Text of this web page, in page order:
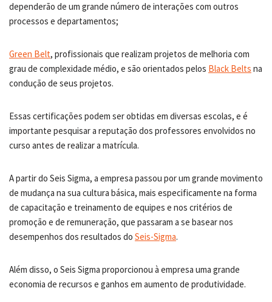
dependerão de um grande número de interações com outros
processos e departamentos;
Green Belt, profissionais que realizam projetos de melhoria com
grau de complexidade médio, e são orientados pelos Black Belts na
condução de seus projetos.
Essas certificações podem ser obtidas em diversas escolas, e é
importante pesquisar a reputação dos professores envolvidos no
curso antes de realizar a matrícula.
A partir do Seis Sigma, a empresa passou por um grande movimento
de mudança na sua cultura básica, mais especificamente na forma
de capacitação e treinamento de equipes e nos critérios de
promoção e de remuneração, que passaram a se basear nos
desempenhos dos resultados do Seis-Sigma.
Além disso, o Seis Sigma proporcionou à empresa uma grande
economia de recursos e ganhos em aumento de produtividade.